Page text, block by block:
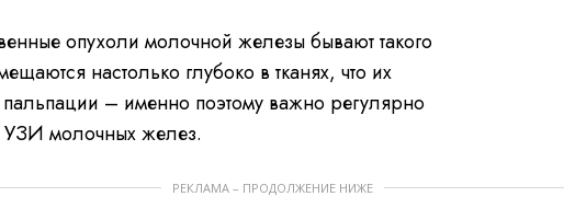
опухоли молочной железы бывают такого
настолько глубоко в тканях, что их
– именно поэтому важно регулярно
молочных желез.
РЕКЛАМА – ПРОДОЛЖЕНИЕ НИЖЕ